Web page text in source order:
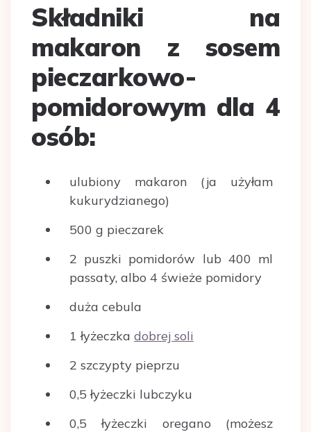
Składniki na
makaron z sosem
pieczarkowo-
pomidorowym dla 4
osób:
ulubiony makaron (ja użyłam
kukurydzianego)
500 g pieczarek
2 puszki pomidorów lub 400 ml
passaty, albo 4 świeże pomidory
duża cebula
1 łyżeczka dobrej soli
2 szczypty pieprzu
0,5 łyżeczki lubczyku
0,5 łyżeczki oregano (możesz